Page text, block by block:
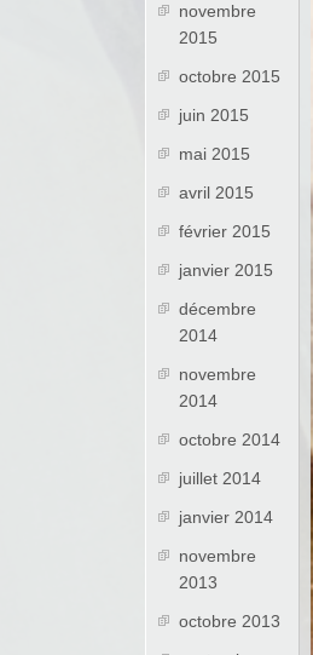
novembre
2015
octobre 2015
juin 2015
mai 2015
avril 2015
février 2015
janvier 2015
décembre
2014
novembre
2014
octobre 2014
juillet 2014
janvier 2014
novembre
2013
octobre 2013